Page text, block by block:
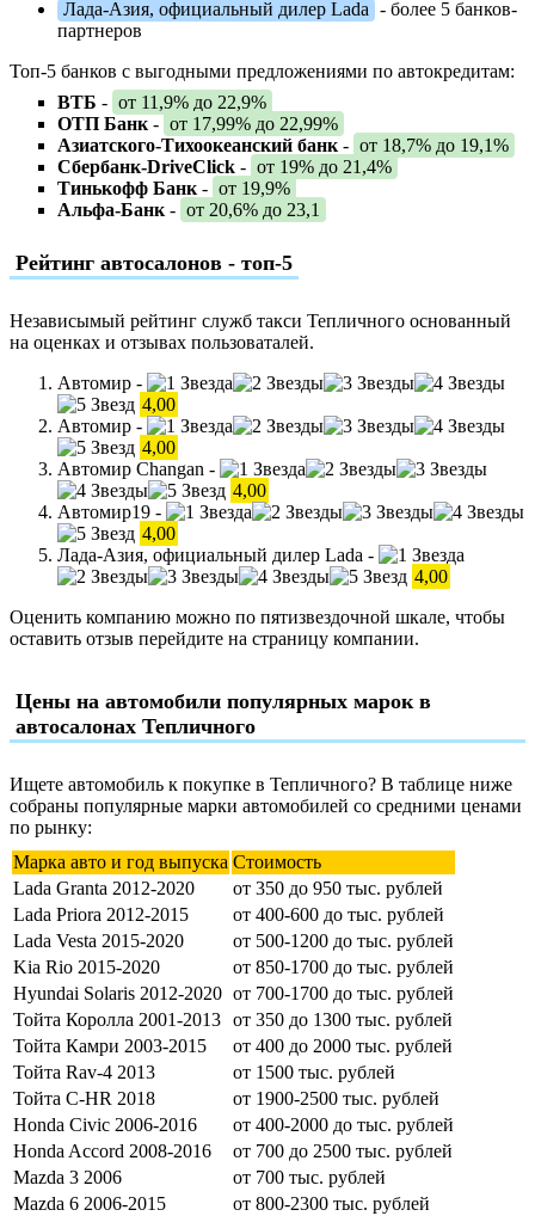
Лада-Азия, официальный дилер Lada - более 5 банков-
партнеров
Топ-5 банков с выгодными предложениями по автокредитам:
ВТБ - от 11,9% до 22,9%
ОТП Банк - от 17,99% до 22,99%
Азиатского-Тихоокеанский банк - от 18,7% до 19,1%
Сбербанк-DriveClick - от 19% до 21,4%
Тинькофф Банк - от 19,9%
Альфа-Банк - от 20,6% до 23,1
Рейтинг автосалонов - топ-5
Независымый рейтинг служб такси Тепличного основанный
на оценках и отзывах пользоваталей.
Автомир -
4,00
Автомир -
4,00
Автомир Changan -
4,00
Автомир19 -
4,00
Лада-Азия, официальный дилер Lada -
4,00
Оценить компанию можно по пятизвездочной шкале, чтобы
оставить отзыв перейдите на страницу компании.
Цены на автомобили популярных марок в
автосалонах Тепличного
Ищете автомобиль к покупке в Тепличного? В таблице ниже
собраны популярные марки автомобилей со средними ценами
по рынку:
Марка авто и год выпуска Стоимость
Lada Granta 2012-2020
от 350 до 950 тыс. рублей
Lada Priora 2012-2015
от 400-600 до тыс. рублей
Lada Vesta 2015-2020
от 500-1200 до тыс. рублей
Kia Rio 2015-2020
от 850-1700 до тыс. рублей
Hyundai Solaris 2012-2020 от 700-1700 до тыс. рублей
Тойта Королла 2001-2013 от 350 до 1300 тыс. рублей
Тойта Камри 2003-2015
от 400 до 2000 тыс. рублей
Тойта Rav-4 2013
от 1500 тыс. рублей
Тойта C-HR 2018
от 1900-2500 тыс. рублей
Honda Civic 2006-2016
от 400-2000 до тыс. рублей
Honda Accord 2008-2016
от 700 до 2500 тыс. рублей
Mazda 3 2006
от 700 тыс. рублей
Mazda 6 2006-2015
от 800-2300 тыс. рублей